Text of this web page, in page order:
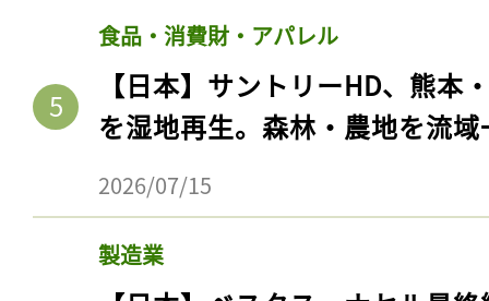
【イギリス】ジャガー・ラン
型コンセプトカー発表。GHG1
2026/07/12
食品・消費財・アパレル
【日本】サントリーHD、熊本
を湿地再生。森林・農地を流